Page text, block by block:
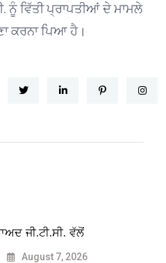
ਨੂੰ ਵਿੱਤੀ ਪ੍ਰਾਪਤੀਆਂ ਦੇ ਮਾਮਲੇ
ਕਰਨਾ ਪਿਆ ਹੈ।
ਜੀ.ਟੀ.ਸੀ. ਵੱਲੋਂ
August 7, 2026